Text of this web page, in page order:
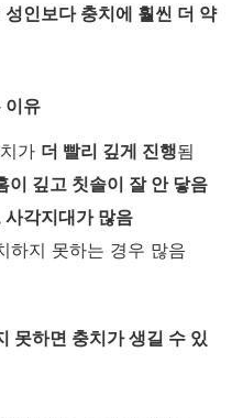
성인보다 충치에 훨씬 더 약
이유
가 더 빨리 깊게 진행됨
이 깊고 칫솔이 잘 안 닿음
각지대가 많음
하지 못하는 경우 많음
못하면 충치가 생길 수 있